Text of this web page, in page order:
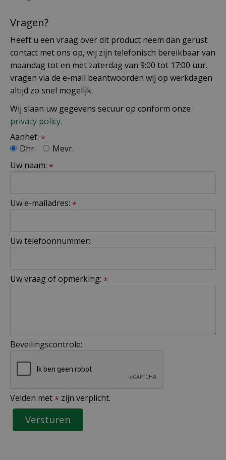
Vragen?
Heeft u een vraag over dit product neem dan gerust
contact met ons op, wij zijn telefonisch bereikbaar van
maandag tot en met zaterdag van 9:00 tot 17:00 uur.
vragen via de e-mail beantwoorden wij op werkdagen
altijd zo snel mogelijk.
Wij slaan uw gegevens secuur op conform onze
privacy policy.
Aanhef: *
Dhr.
Mevr.
Uw naam: *
Uw e-mailadres: *
Uw telefoonnummer:
Uw vraag of opmerking: *
Beveilingscontrole:
Velden met * zijn verplicht.